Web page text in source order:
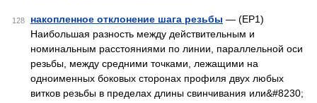
128 накопленное отклонение шага резьбы — (EP1)
Наибольшая разность между действительным и
номинальным расстояниями по линии, параллельной оси
резьбы, между средними точками, лежащими на
одноименных боковых сторонах профиля двух любых
витков резьбы в пределах длины свинчивания или&#8230;